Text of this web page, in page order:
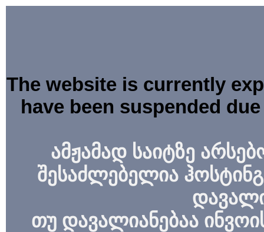
The website is currently
have been suspended
ამჟამად საიტზე
შესაძლებელია
თუ დავალიანებაა